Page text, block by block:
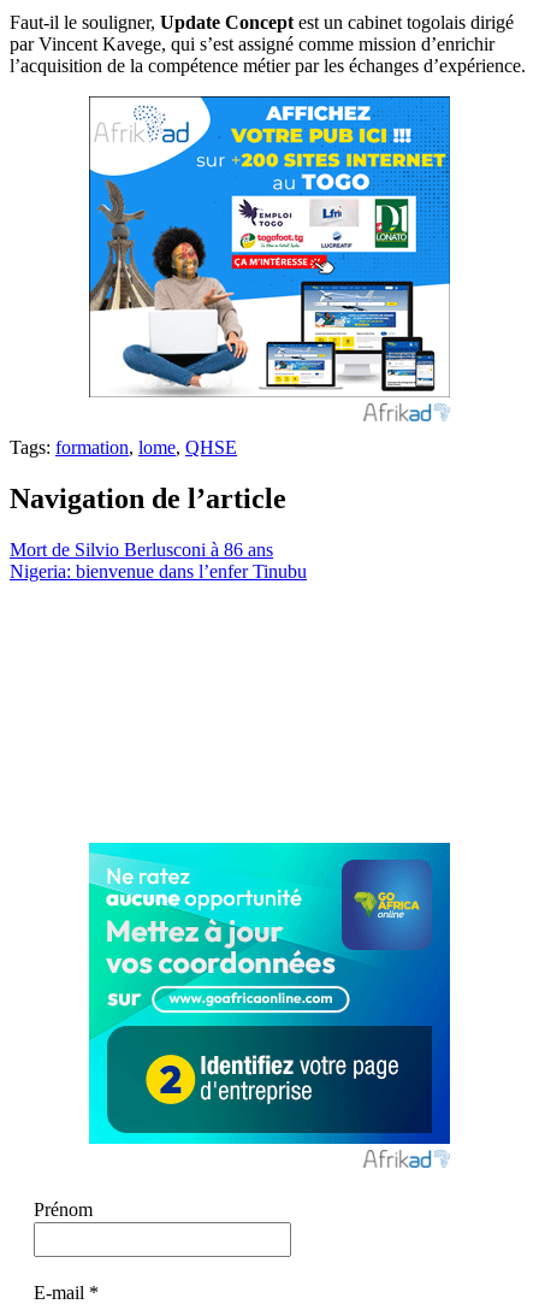
Faut-il le souligner, Update Concept est un cabinet togolais dirigé
par Vincent Kavege, qui s’est assigné comme mission d’enrichir
l’acquisition de la compétence métier par les échanges d’expérience.
Tags: formation, lome, QHSE
Navigation de l’article
Mort de Silvio Berlusconi à 86 ans
Nigeria: bienvenue dans l’enfer Tinubu
Prénom
E-mail *